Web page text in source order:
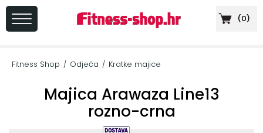
(0)
REGISTRACIJA
Fitness Shop / Odjeća / Kratke majice
Majica Arawaza Line13
rozno-crna